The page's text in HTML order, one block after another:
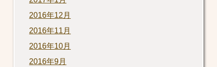
2016年12月
2016年11月
2016年10月
2016年9月